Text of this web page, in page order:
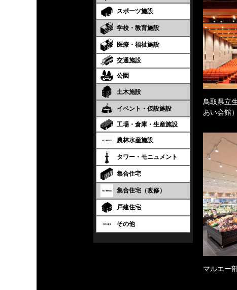
スポーツ施設
学校・教育施設
医療・福祉施設
交通施設
公園
土木施設
イベント・仮設施設
工場・倉庫・生産施設
農林水産施設
タワー・モニュメント
集合住宅
集合住宅（改修）
戸建住宅
その他
鳥取県立
あい会館）
マルエー